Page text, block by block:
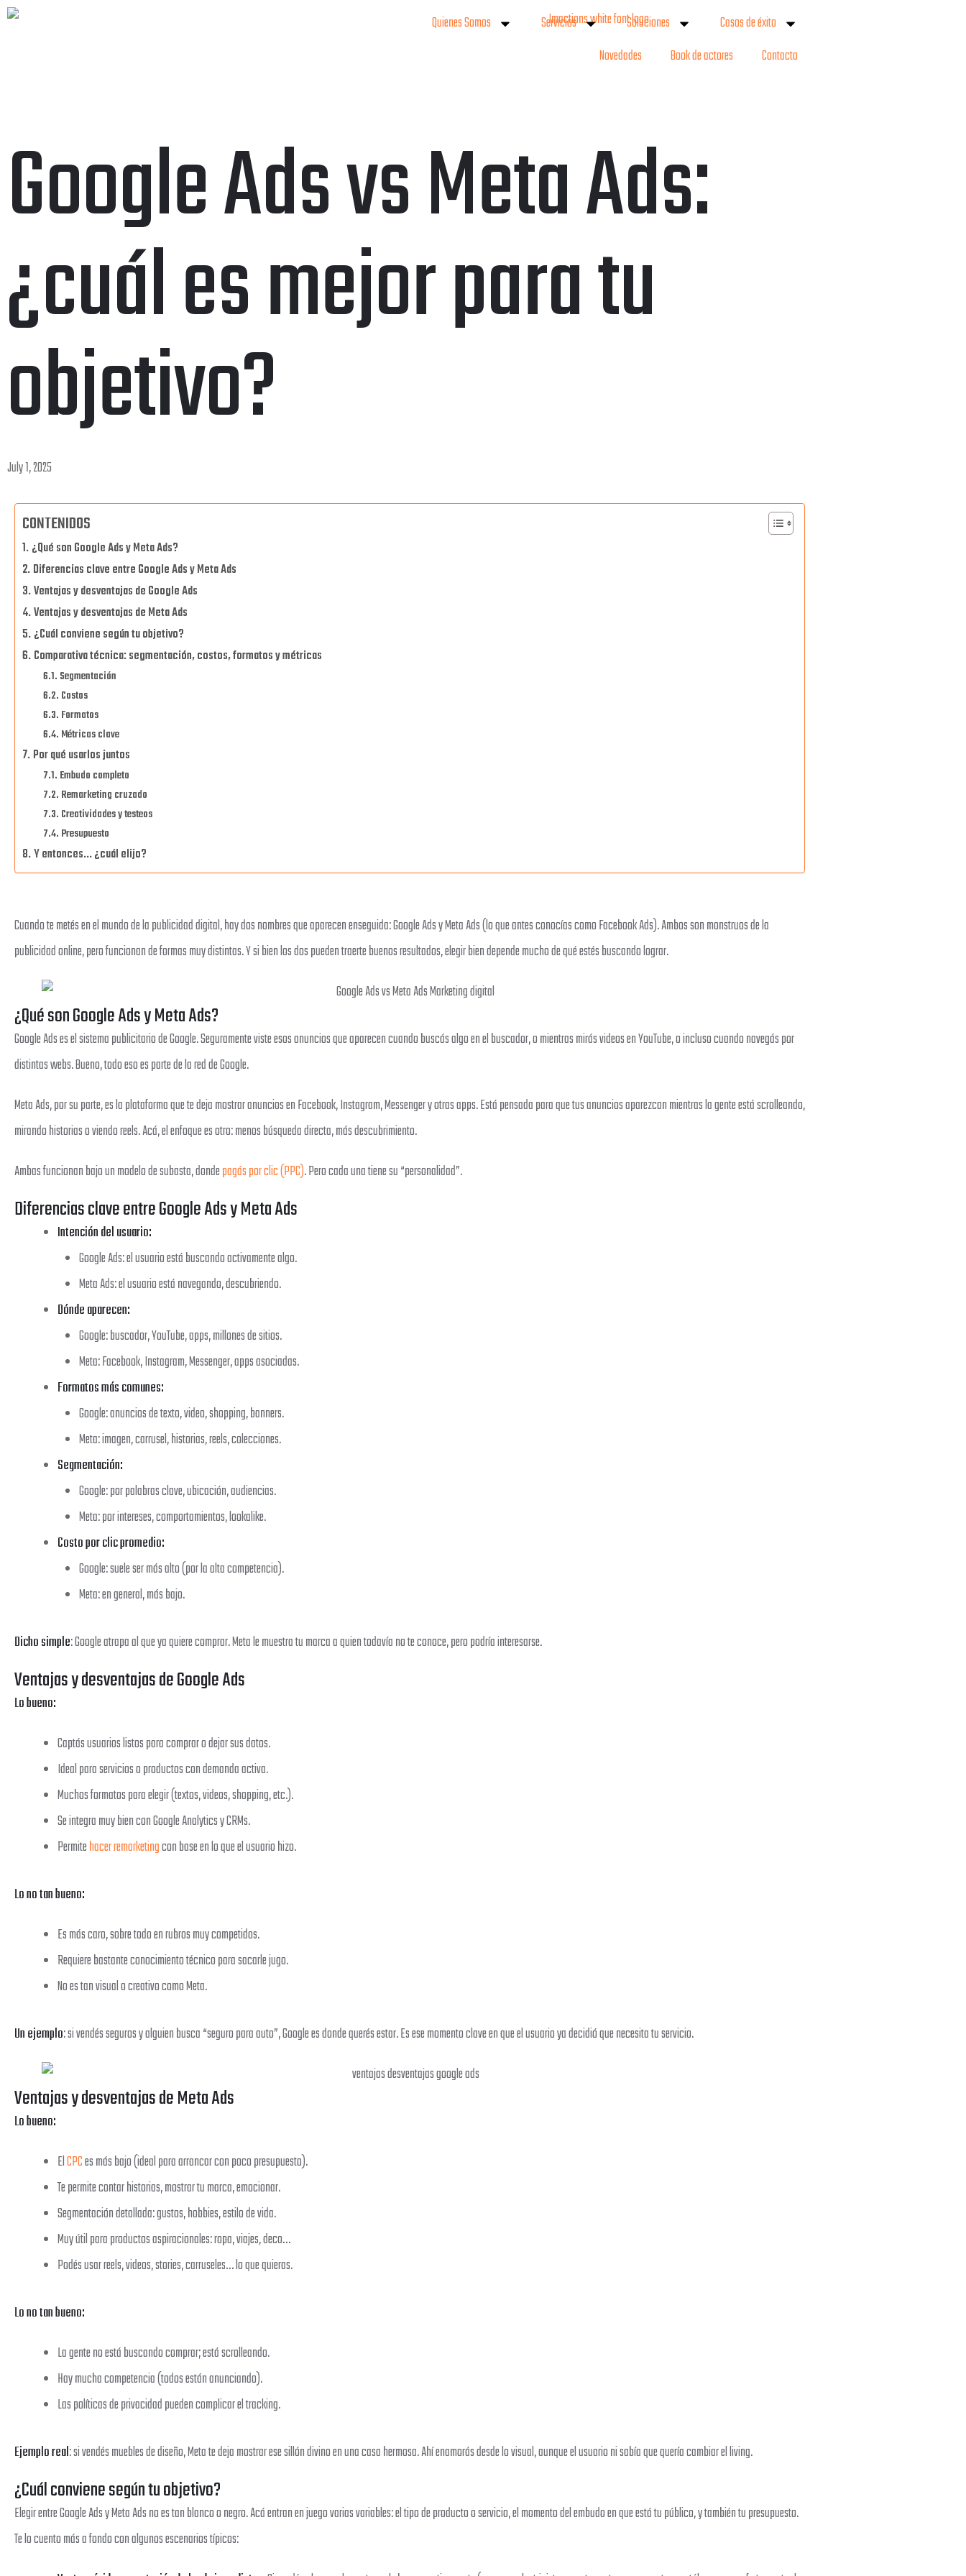
Quienes Somos Servicios Soluciones
Casos de éxito
Novedades
Book de actores Contacto
Google Ads vs Meta Ads:
¿cuál es mejor para tu
objetivo?
July 1, 2025
CONTENIDOS
¿Qué son Google Ads y Meta Ads?
Diferencias clave entre Google Ads y Meta Ads
Ventajas y desventajas de Google Ads
Ventajas y desventajas de Meta Ads
¿Cuál conviene según tu objetivo?
Comparativa técnica: segmentación, costos, formatos y métricas
Segmentación
Costos
Formatos
Métricas clave
Por qué usarlos juntos
Embudo completo
Remarketing cruzado
Creatividades y testeos
Presupuesto
Y entonces... ¿cuál elijo?
Cuando te metés en el mundo de la publicidad digital, hay dos nombres que aparecen enseguida: Google Ads y Meta Ads (lo que antes conocías como Facebook Ads). Ambos son monstruos de la
publicidad online, pero funcionan de formas muy distintas. Y si bien los dos pueden traerte buenos resultados, elegir bien depende mucho de qué estés buscando lograr.
¿Qué son Google Ads y Meta Ads?
Google Ads es el sistema publicitario de Google. Seguramente viste esos anuncios que aparecen cuando buscás algo en el buscador, o mientras mirás videos en YouTube, o incluso cuando navegás por
distintas webs. Bueno, todo eso es parte de la red de Google.
Meta Ads, por su parte, es la plataforma que te deja mostrar anuncios en Facebook, Instagram, Messenger y otras apps. Está pensada para que tus anuncios aparezcan mientras la gente está scrolleando,
mirando historias o viendo reels. Acá, el enfoque es otro: menos búsqueda directa, más descubrimiento.
Ambas funcionan bajo un modelo de subasta, dondepagás por clic (PPC). Pero cada una tiene su “personalidad”.
Diferencias clave entre Google Ads y Meta Ads
Intención del usuario:
Google Ads: el usuario está buscando activamente algo.
Meta Ads: el usuario está navegando, descubriendo.
Dónde aparecen:
Google: buscador, YouTube, apps, millones de sitios.
Meta: Facebook, Instagram, Messenger, apps asociadas.
Formatos más comunes:
Google: anuncios de texto, video, shopping, banners.
Meta: imagen, carrusel, historias, reels, colecciones.
Segmentación:
Google: por palabras clave, ubicación, audiencias.
Meta: por intereses, comportamientos, lookalike.
Costo por clic promedio:
Google: suele ser más alto (por la alta competencia).
Meta: en general, más bajo.
Dicho simple: Google atrapa al que ya quiere comprar. Meta le muestra tu marca a quien todavía no te conoce, pero podría interesarse.
Ventajas y desventajas de Google Ads
Lo bueno:
Captás usuarios listos para comprar o dejar sus datos.
Ideal para servicios o productos con demanda activa.
Muchos formatos para elegir (textos, videos, shopping, etc.).
Se integra muy bien con Google Analytics y CRMs.
Permitehacer remarketingcon base en lo que el usuario hizo.
Lo no tan bueno:
Es más caro, sobre todo en rubros muy competidos.
Requiere bastante conocimiento técnico para sacarle jugo.
No es tan visual o creativo como Meta.
Un ejemplo: si vendés seguros y alguien busca “seguro para auto”, Google es donde querés estar. Es ese momento clave en que el usuario ya decidió que necesita tu servicio.
Ventajas y desventajas de Meta Ads
Lo bueno:
ElCPCes más bajo (ideal para arrancar con poco presupuesto).
Te permite contar historias, mostrar tu marca, emocionar.
Segmentación detallada: gustos, hobbies, estilo de vida.
Muy útil para productos aspiracionales: ropa, viajes, deco…
Podés usar reels, videos, stories, carruseles… lo que quieras.
Lo no tan bueno:
La gente no está buscando comprar; está scrolleando.
Hay mucha competencia (todos están anunciando).
Las políticas de privacidad pueden complicar el tracking.
Ejemplo real: si vendés muebles de diseño, Meta te deja mostrar ese sillón divino en una casa hermosa. Ahí enamorás desde lo visual, aunque el usuario ni sabía que quería cambiar el living.
¿Cuál conviene según tu objetivo?
Elegir entre Google Ads y Meta Ads no es tan blanco o negro. Acá entran en juego varias variables: el tipo de producto o servicio, el momento del embudo en que está tu público, y también tu presupuesto.
Te lo cuento más a fondo con algunos escenarios típicos: